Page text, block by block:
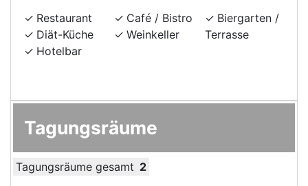
Restaurant
Diät-Küche
Hotelbar
Café / Bistro
Weinkeller
Biergarten /
Terrasse
Tagungsräume
Tagungsräume gesamt 2